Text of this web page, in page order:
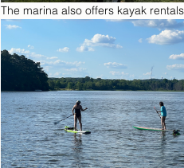
The marina also offers kayak